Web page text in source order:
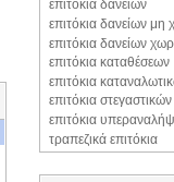
επιτόκια δανείων
επιτόκια δανείων μη
επιτόκια δανείων
επιτόκια καταθέσεων
επιτόκια
επιτόκια
επιτόκια
τραπεζικά επιτόκια